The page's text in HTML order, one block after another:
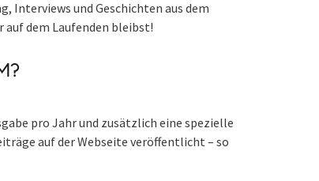
Interviews und Geschichten aus dem
auf dem Laufenden bleibst!
pro Jahr und zusätzlich eine spezielle
auf der Webseite veröffentlicht – so